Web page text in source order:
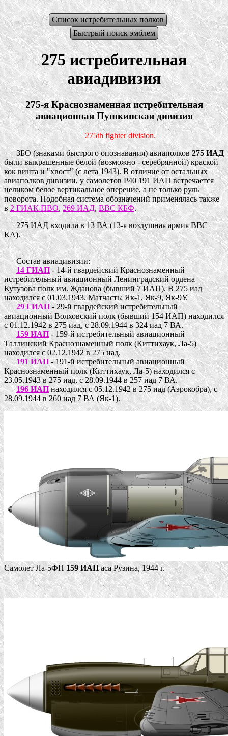
Список истребительных полков
Быстрый поиск эмблем
275 истребительная
авиадивизия
275-я Краснознаменная истребительная
авиационная Пушкинская дивизия
275th fighter division.
ЗБО (знаками быстрого опознавания) авиаполков 275 ИАД
были выкрашенные белой (возможно - серебрянной) краской
кок винта и "хвост" (с лета 1943). В отличие от остальных
авиаполков дивизии, у самолетов P40 191 ИАП встречается
целиком белое вертикальное оперение, а не только руль
поворота. Подобная система обозначений применялась также
в2 ГИАК ПВО, 269 ИАД,ВВС КБФ.
275 ИАД входила в 13 ВА (13-я воздушная армия ВВС
КА).
Состав авиадивизии:
14 ГИАП - 14-й гвардейский Краснознаменный
истребительный авиационный Ленинградский ордена
Кутузова полк им. Жданова (бывший 7 ИАП). В 275 иад
находился с 01.03.1943. Матчасть: Як-1, Як-9, Як-9У.
29 ГИАП- 29-й гвардейский истребительный
авиационный Волховский полк (бывший 154 ИАП) находился
с 01.12.1942 в 275 иад, с 28.09.1944 в 324 иад 7 ВА.
159 ИАП- 159-й истребительный авиационный
Таллинский Краснознаменный полк (Киттихаук, Ла-5)
находился с 02.12.1942 в 275 иад.
191 ИАП- 191-й истребительный авиационный
Краснознаменный полк (Киттихаук, Ла-5) находился с
23.05.1943 в 275 иад, с 28.09.1944 в 257 иад 7 ВА.
196 ИАПнаходился с 05.12.1942 в 275 иад (Аэрокобра), с
28.09.1944 в 260 иад 7 ВА (Як-1).
Самолет Ла-5ФН159 ИАПаса Рузина, 1944 г.